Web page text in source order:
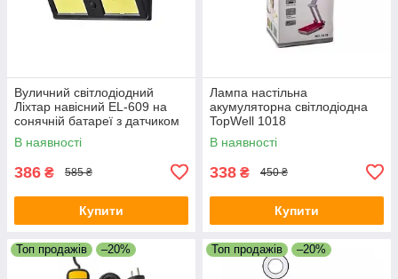
Вуличний світлодіодний
Ліхтар навісний EL-609 на
сонячній батареї з датчиком
руху
В наявності
386 ₴ 585 ₴
Купити
Лампа настільна
акумуляторна світлодіодна
TopWell 1018
В наявності
338 ₴ 450 ₴
Купити
Топ продажів –20% Топ продажів –20%